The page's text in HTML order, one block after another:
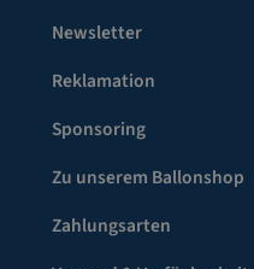
Newsletter
Reklamation
Sponsoring
Zu unserem Ballonshop
Zahlungsarten